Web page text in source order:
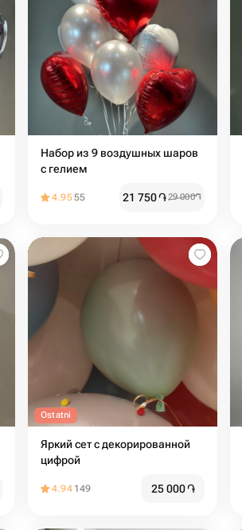
Набор из 9 воздушных шаров
с гелием
4.9555 21 750֏29 000֏
Ostatni
Яркий сет с декорированной
цифрой
4.94 149 25 000֏